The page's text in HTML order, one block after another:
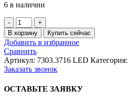
6 в наличии
Количество
товара
7303.3716
LED
(ан.
Ф-401)
12/24В
Фонарь
В корзину Купить сейчас
Добавить в избранное
Сравнить
Артикул: 7303.3716 LED Категория:
Заказать звонок
ОСТАВЬТЕ ЗАЯВКУ